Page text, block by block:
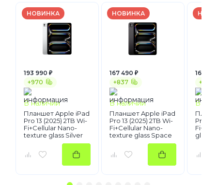
НОВИНКА
+970
193 990 ₽
В наличии
Планшет Apple iPad
Pro 13 (2025) 2TB Wi-
Fi+Cellular Nano-
texture glass Silver
НОВИНКА
+837
167 490 ₽
В наличии
Планшет Apple iPad
Pro 13 (2025) 2TB Wi-
Fi+Cellular Nano-
texture glass Space
+820
163
В
Pro 11
glass